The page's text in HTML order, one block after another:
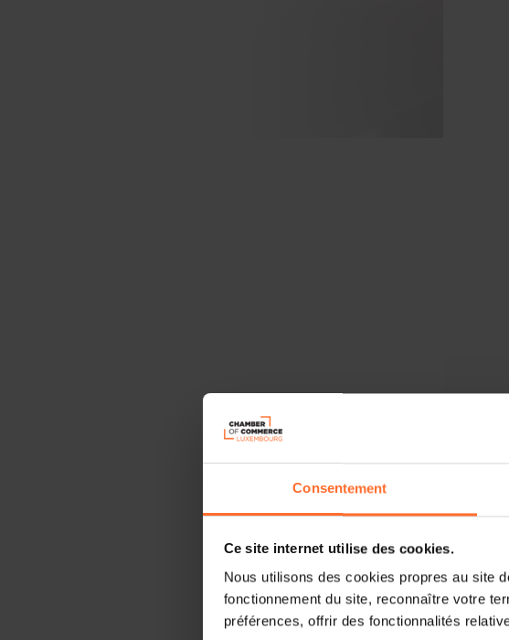
Consentement
Ce site internet utilise des cookies.
Nous utilisons des cookies propres au site
fonctionnement du site, reconnaître votre
préférences, offrir des fonctionnalités